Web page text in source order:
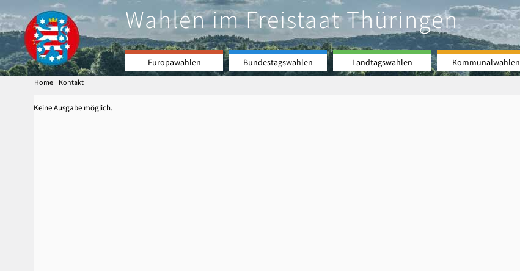
Wahlen im Freistaat Thüringen
Europawahlen Bundestagswahlen Landtagswahlen Kommunalwahlen
Home | Kontakt
Keine Ausgabe möglich.